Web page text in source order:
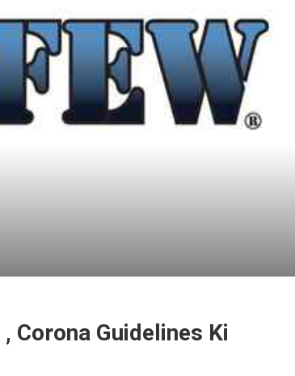
Corona Guidelines Ki